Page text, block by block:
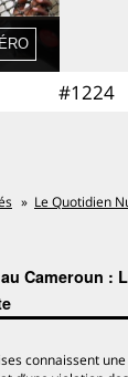
#1224
Le Quotidien
Cameroun :
connaissent